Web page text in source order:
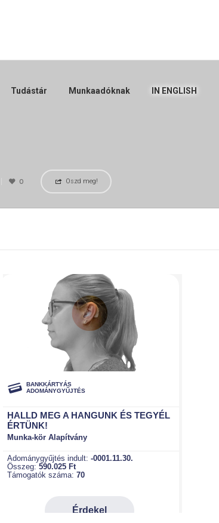
Tudástár Munkaadóknak IN ENGLISH
0 Oszd meg!